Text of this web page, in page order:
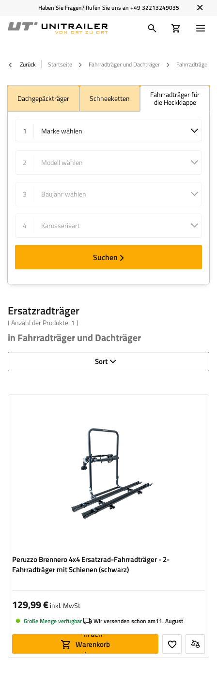
Haben Sie Fragen? Rufen Sie uns an +49 32213249035
Zurück Startseite Fahrradträger und Dachträger Fahrradträger
Dachgepäckträger Schneeketten Fahrradträger für
die Heckklappe
1 Marke wählen
2 Modell wählen
3 Baujahr wählen
4 Karosserieart
Suchen
Ersatzradträger
( Anzahl der Produkte: 1 )
in Fahrradträger und Dachträger
Sort
Peruzzo Brennero 4x4 Ersatzrad-Fahrradträger - 2-
Fahrradträger mit Schienen (schwarz)
129,99 €inkl. MwSt
Große Menge verfügbar Wir versenden schon am11. August
In den
Warenkorb
legen